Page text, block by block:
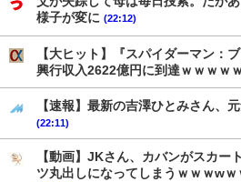
様子が変に (22:12)
【大ヒット】『スパイダーマン：
興行収入2622億円に到達ｗｗｗｗ
【速報】最新の吉澤ひとみさん、
(22:11)
【動画】JKさん、カバンがスカー
ツ丸出しになってしまうｗｗｗw